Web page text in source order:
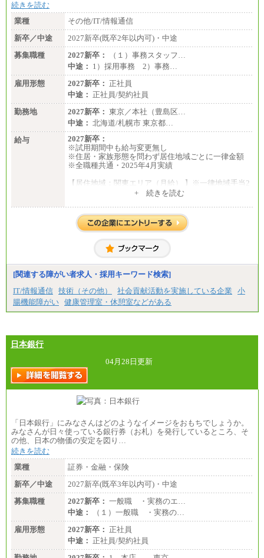
続きを読む
業種
その他/IT/情報通信
新卒／中途
2027新卒(既卒2年以内可)・中途
募集職種
2027新卒：
（１）事務スタッフ…
中途： 1）採用事務 2）事務…
雇用形態
2027新卒： 正社員
中途： 正社員/契約社員
勤務地
2027新卒： 東京／本社（豊島区…
中途： 北海道/札幌市 東京都…
給与
2027新卒：
※試用期間中も給与変更無し
※住居・家族形態を問わず居住地域ごとに一律金額
※全職種共通・2025年4月実績
【居住地域：関東エリア（月給） 】※一律地域手当2
大学卒：250,000円
高専卒：244,800円
短大・専門3年制卒：235,300円
専門1年制卒：212,900円
【居住地域：関西エリア（月給） 】※一律地域手当1
5,000円含む
大学院卒：266,100円
大学卒：240,000円
高専卒：234,800円
短大・専門3年制卒：225,300円
中途：
月給212,900円～330,000円
※実務経験に応じてご相談させていただきます（上
記金額を超える可能性あり）
※職種8）を除き、正社員の場合勤務地は本社のみと
なります
※交通費：月5万円まで
〔契約社員〕
札幌 ：時給1,100円～1,450円
東京 ：時給1,226円～1,400円
川口 ：時給1,150円～
大阪 ：時給1,177円～1,400円
佐世保：時給1,035円～
沖縄 ：時給1,025円～1,350円
※給与は実務経験・職種・配属部署によって異なり
ます
※交通費：月5万円まで
+ 続きを読む
[関連する障がい者求人・採用キーワード検索]
IT/情報通信 技術（その他） 社会貢献活動を実施している企業
小
腸機能障がい 健康管理室・休憩室などがある
日本銀行
04月28日更新
「日本銀行」にみなさんはどのようなイメージをおもちでしょうか。
みなさんが日々使っている銀行券（お札）を発行しているところ、そ
の他、日本の物価の安定を図り…
続きを読む
業種
証券・金融・保険
新卒／中途
2027新卒(既卒3年以内可)・中途
募集職種
2027新卒： 一般職 ・実務のエ…
中途：
（１）一般職 ・実務の…
雇用形態
2027新卒： 正社員
中途： 正社員/契約社員